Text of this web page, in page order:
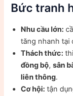
Bức tranh
Nhu cầu lớn:
tăng nhanh tại
Thách thức:
đồng bộ,sân
liên thông.
Cơ hội: tận